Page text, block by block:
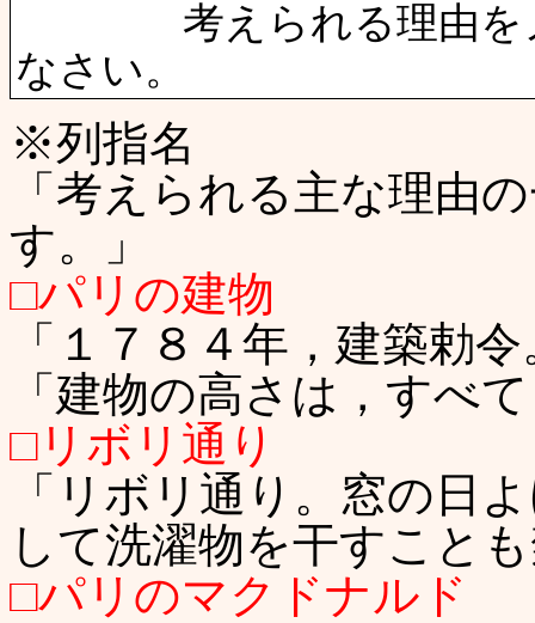
考えられる理由をノ
なさい。
※列指名
「考えられる主な理由
す。」
□パリの建物
「１７８４年，建築勅
「建物の高さは，すべ
□リボリ通り
「リボリ通り。窓の日
して洗濯物を干すこと
□パリのマクドナルド